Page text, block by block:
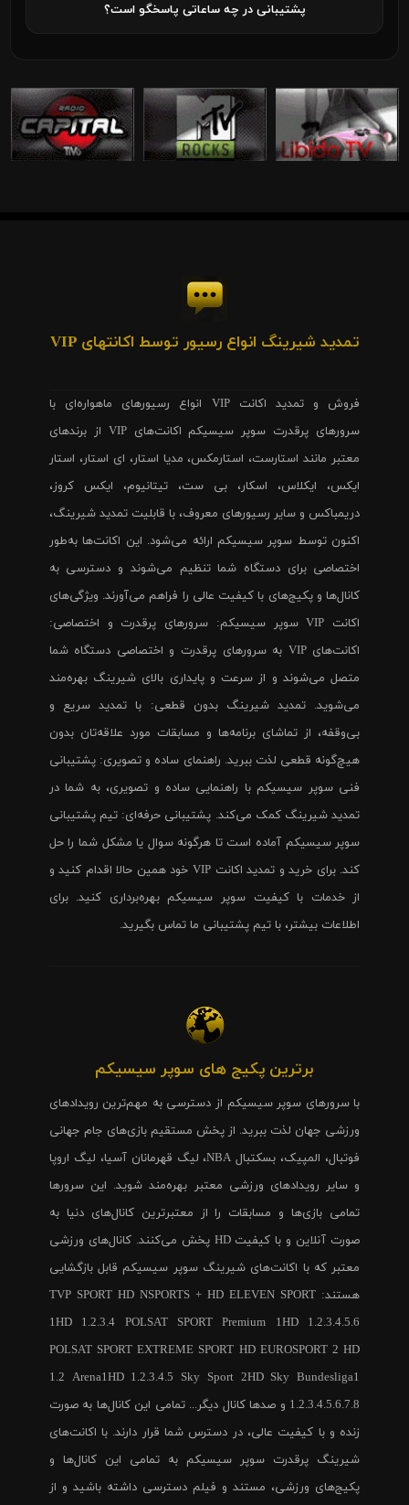
پشتیبانی در چه ساعاتی پاسخگو است؟
تمدید شیرینگ انواع رسیور توسط اکانتهای VIP
فروش و تمدید اکانت VIP انواع رسیورهای ماهواره‌ای با
سرورهای پرقدرت سوپر سیسیکم اکانت‌های VIP از برندهای
معتبر مانند استارست، استارمکس، مدیا استار، ای استار، استار
ایکس، ایکلاس، اسکار، بی ست، تیتانیوم، ایکس کروز،
دریمباکس و سایر رسیورهای معروف، با قابلیت تمدید شیرینگ،
اکنون توسط سوپر سیسیکم ارائه می‌شود. این اکانت‌ها به‌طور
اختصاصی برای دستگاه شما تنظیم می‌شوند و دسترسی به
کانال‌ها و پکیج‌های با کیفیت عالی را فراهم می‌آورند. ویژگی‌های
اکانت VIP سوپر سیسیکم: سرورهای پرقدرت و اختصاصی:
اکانت‌های VIP به سرورهای پرقدرت و اختصاصی دستگاه شما
متصل می‌شوند و از سرعت و پایداری بالای شیرینگ بهره‌مند
می‌شوید. تمدید شیرینگ بدون قطعی: با تمدید سریع و
بی‌وقفه، از تماشای برنامه‌ها و مسابقات مورد علاقه‌تان بدون
هیچ‌گونه قطعی لذت ببرید. راهنمای ساده و تصویری: پشتیبانی
فنی سوپر سیسیکم با راهنمایی ساده و تصویری، به شما در
تمدید شیرینگ کمک می‌کند. پشتیبانی حرفه‌ای: تیم پشتیبانی
سوپر سیسیکم آماده است تا هرگونه سوال یا مشکل شما را حل
کند. برای خرید و تمدید اکانت VIP خود همین حالا اقدام کنید و
از خدمات با کیفیت سوپر سیسیکم بهره‌برداری کنید. برای
اطلاعات بیشتر، با تیم پشتیبانی ما تماس بگیرید.
برترین پکیج های سوپر سیسیکم
با سرورهای سوپر سیسیکم از دسترسی به مهم‌ترین رویدادهای
ورزشی جهان لذت ببرید. از پخش مستقیم بازی‌های جام جهانی
فوتبال، المپیک، بسکتبال NBA، لیگ قهرمانان آسیا، لیگ اروپا
و سایر رویدادهای ورزشی معتبر بهره‌مند شوید. این سرورها
تمامی بازی‌ها و مسابقات را از معتبرترین کانال‌های دنیا به
صورت آنلاین و با کیفیت HD پخش می‌کنند. کانال‌های ورزشی
معتبر که با اکانت‌های شیرینگ سوپر سیسیکم قابل بازگشایی
هستند: TVP SPORT HD NSPORTS + HD ELEVEN SPORT
1HD 1.2.3.4 POLSAT SPORT Premium 1HD 1.2.3.4.5.6
POLSAT SPORT EXTREME SPORT HD EUROSPORT 2 HD
1.2 Arena1HD 1.2.3.4.5 Sky Sport 2HD Sky Bundesliga1
1.2.3.4.5.6.7.8 و صدها کانال دیگر... تمامی این کانال‌ها به صورت
زنده و با کیفیت عالی، در دسترس شما قرار دارند. با اکانت‌های
شیرینگ پرقدرت سوپر سیسیکم به تمامی این کانال‌ها و
پکیج‌های ورزشی، مستند و فیلم دسترسی داشته باشید و از